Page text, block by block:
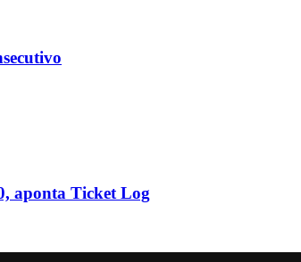
aponta Ticket Log